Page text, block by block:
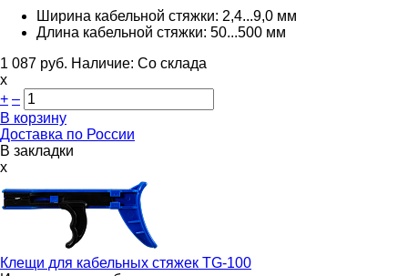
Ширина кабельной стяжки: 2,4...9,0 мм
Длина кабельной стяжки: 50...500 мм
1 087 руб. Наличие: Со склада
х
+ –
В корзину
Доставка по России
В закладки
x
Клещи для кабельных стяжек TG-100